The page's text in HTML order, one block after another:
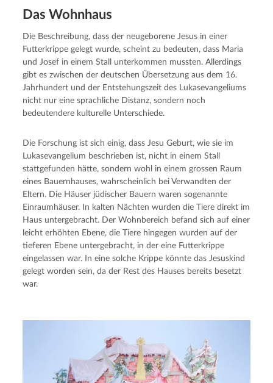
Das Wohnhaus
Die Beschreibung, dass der neugeborene Jesus in einer
Futterkrippe gelegt wurde, scheint zu bedeuten, dass Maria
und Josef in einem Stall unterkommen mussten. Allerdings
gibt es zwischen der deutschen Übersetzung aus dem 16.
Jahrhundert und der Entstehungszeit des Lukasevangeliums
nicht nur eine sprachliche Distanz, sondern noch
bedeutendere kulturelle Unterschiede.
Die Forschung ist sich einig, dass Jesu Geburt, wie sie im
Lukasevangelium beschrieben ist, nicht in einem Stall
stattgefunden hätte, sondern wohl in einem grossen Raum
eines Bauernhauses, wahrscheinlich bei Verwandten der
Eltern. Die Häuser jüdischer Bauern waren sogenannte
Einraumhäuser. In kalten Nächten wurden die Tiere direkt im
Haus untergebracht. Der Wohnbereich befand sich auf einer
leicht erhöhten Ebene, die Tiere hingegen wurden auf der
tieferen Ebene untergebracht, in der eine Futterkrippe
eingelassen war. In eine solche Krippe könnte das Jesuskind
gelegt worden sein, da der Rest des Hauses bereits besetzt
war.